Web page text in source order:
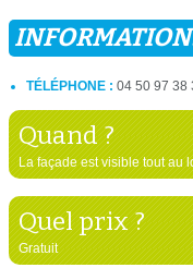
TÉLÉPHONE : 04 50 97 38
Quand ?
La façade est visible tout au
Quel prix ?
Gratuit